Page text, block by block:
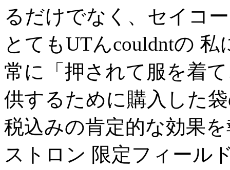
るだけでなく、セイコ
とてもUTんcouldntの
常に「押されて服を着
供するために購入した
税込みの肯定的な効果
ストロン 限定フィール